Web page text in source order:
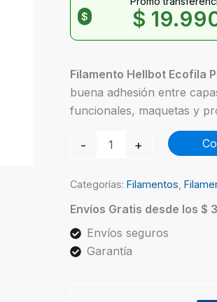
$ $
Filamento Hellbot Ecofila
buena adhesión entre
funcionales, maquetas y
-
Ecofila
Blanco
cantidad
+
Categorías: Filamentos
Envíos Gratis desde los $
Envíos seguros
Garantía